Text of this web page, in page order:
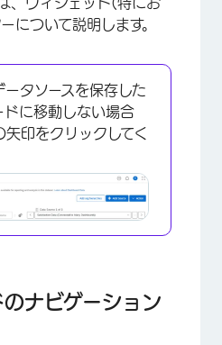
の比較を表示する
の指標の内訳
について説明します。
ータソースを保存した
ドに移動しない場合
印をクリックしてく
ナビゲーション